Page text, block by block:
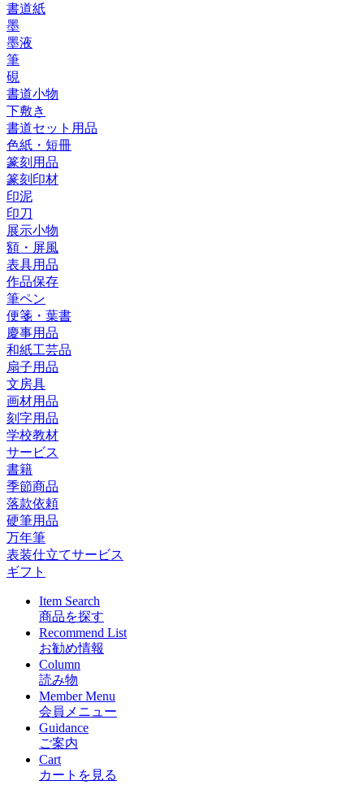
書道紙
墨
墨液
筆
硯
書道小物
下敷き
書道セット用品
色紙・短冊
篆刻用品
篆刻印材
印泥
印刀
展示小物
額・屏風
表具用品
作品保存
筆ペン
便箋・葉書
慶事用品
和紙工芸品
扇子用品
文房具
画材用品
刻字用品
学校教材
サービス
書籍
季節商品
落款依頼
硬筆用品
万年筆
表装仕立てサービス
ギフト
Item Search
商品を探す
Recommend List
お勧め情報
Column
読み物
Member Menu
会員メニュー
Guidance
ご案内
Cart
カートを見る